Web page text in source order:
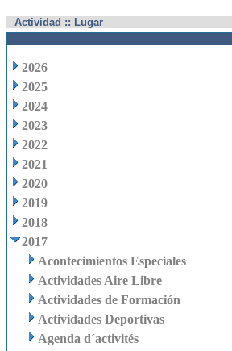
Actividad :: Lugar
2026
2025
2024
2023
2022
2021
2020
2019
2018
2017
Acontecimientos Especiales
Actividades Aire Libre
Actividades de Formación
Actividades Deportivas
Agenda d´activités